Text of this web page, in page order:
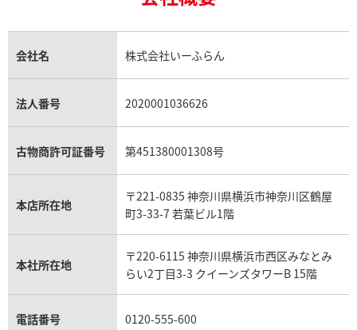
金貨買取
貴金属買取
銀・シルバー買取
パラジウム買取
トパーズ買取
タンザナイト買取
キャッツアイ買取
アクアマリン買取
ロレックス デイトジャスト買取
パテック フィリップノーチラス買取
ヴァシュロン・コンスタンタン買取
オメガ買取
カルティエ買取
フランク ミュラー買取
リシャール・ミル買取
パネライ買取
チューダー（チュードル）買取
シャネル マトラッセ買取
セリーヌ買取
プラダ買取
ショーメ買取
ダミアーニ買取
モーブッサン買取
会社名 株式会社いーふらん
法人番号 2020001036626
古物商許可証番号 第451380001308号
本店所在地
〒221-0835 神奈川県横浜市神奈川区鶴屋
町3-33-7 若葉ビル1階
本社所在地
〒220-6115 神奈川県横浜市西区みなとみ
らい2丁目3-3 クイーンズタワーB 15階
電話番号 0120-555-600